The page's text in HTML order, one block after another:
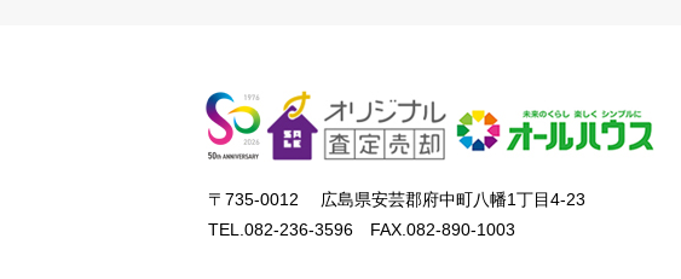
〒735-0012 広島県安芸郡府中町八幡1丁目4-23
TEL.082-236-3596 FAX.082-890-1003